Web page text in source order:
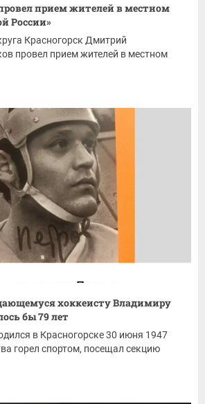
прием жителей в местном
России»
Красногорск Дмитрий
провел прием жителей в местном
хоккеисту Владимиру
бы 79 лет
в Красногорске 30 июня 1947
горел спортом, посещал секцию